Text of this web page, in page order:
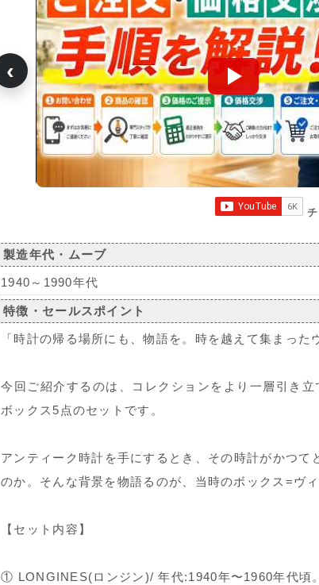
‹
製造年代・ムーブ
1940～1990年代
特徴・セールスポイント
「時計の帰る場所にも、物語を。時を越えて集まった
今回ご紹介するのは、コレクションをより一層引き
ボックス5点のセットです。
アンティーク時計を手にするとき、その時計がかつ
のか。そんな背景を物語るのが、当時のボックス=ヴ
【セット内容】
① LONGINES(ロンジン)/ 年代:1940年〜1960年代頃。